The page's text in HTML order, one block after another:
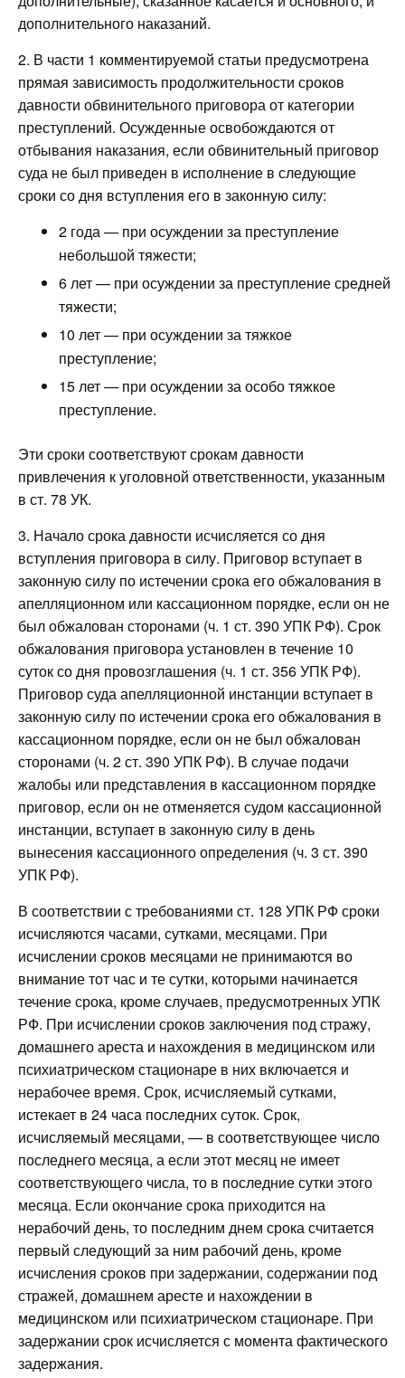
дополнительного наказаний.
2. В части 1 комментируемой статьи предусмотрена
прямая зависимость продолжительности сроков
давности обвинительного приговора от категории
преступлений. Осужденные освобождаются от
отбывания наказания, если обвинительный приговор
суда не был приведен в исполнение в следующие
сроки со дня вступления его в законную силу:
2 года — при осуждении за преступление
небольшой тяжести;
6 лет — при осуждении за преступление средней
тяжести;
10 лет — при осуждении за тяжкое
преступление;
15 лет — при осуждении за особо тяжкое
преступление.
Эти сроки соответствуют срокам давности
привлечения к уголовной ответственности, указанным
в ст. 78 УК.
3. Начало срока давности исчисляется со дня
вступления приговора в силу. Приговор вступает в
законную силу по истечении срока его обжалования в
апелляционном или кассационном порядке, если он не
был обжалован сторонами (ч. 1 ст. 390 УПК РФ). Срок
обжалования приговора установлен в течение 10
суток со дня провозглашения (ч. 1 ст. 356 УПК РФ).
Приговор суда апелляционной инстанции вступает в
законную силу по истечении срока его обжалования в
кассационном порядке, если он не был обжалован
сторонами (ч. 2 ст. 390 УПК РФ). В случае подачи
жалобы или представления в кассационном порядке
приговор, если он не отменяется судом кассационной
инстанции, вступает в законную силу в день
вынесения кассационного определения (ч. 3 ст. 390
УПК РФ).
В соответствии с требованиями ст. 128 УПК РФ сроки
исчисляются часами, сутками, месяцами. При
исчислении сроков месяцами не принимаются во
внимание тот час и те сутки, которыми начинается
течение срока, кроме случаев, предусмотренных УПК
РФ. При исчислении сроков заключения под стражу,
домашнего ареста и нахождения в медицинском или
психиатрическом стационаре в них включается и
нерабочее время. Срок, исчисляемый сутками,
истекает в 24 часа последних суток. Срок,
исчисляемый месяцами, — в соответствующее число
последнего месяца, а если этот месяц не имеет
соответствующего числа, то в последние сутки этого
месяца. Если окончание срока приходится на
нерабочий день, то последним днем срока считается
первый следующий за ним рабочий день, кроме
исчисления сроков при задержании, содержании под
стражей, домашнем аресте и нахождении в
медицинском или психиатрическом стационаре. При
задержании срок исчисляется с момента фактического
задержания.